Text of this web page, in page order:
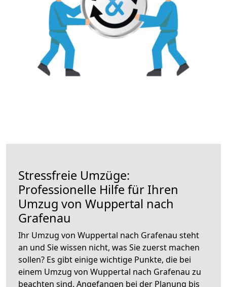
Stressfreie Umzüge:
Professionelle Hilfe für Ihren
Umzug von Wuppertal nach
Grafenau
Ihr Umzug von Wuppertal nach Grafenau steht
an und Sie wissen nicht, was Sie zuerst machen
sollen? Es gibt einige wichtige Punkte, die bei
einem Umzug von Wuppertal nach Grafenau zu
beachten sind. Angefangen bei der Planung bis